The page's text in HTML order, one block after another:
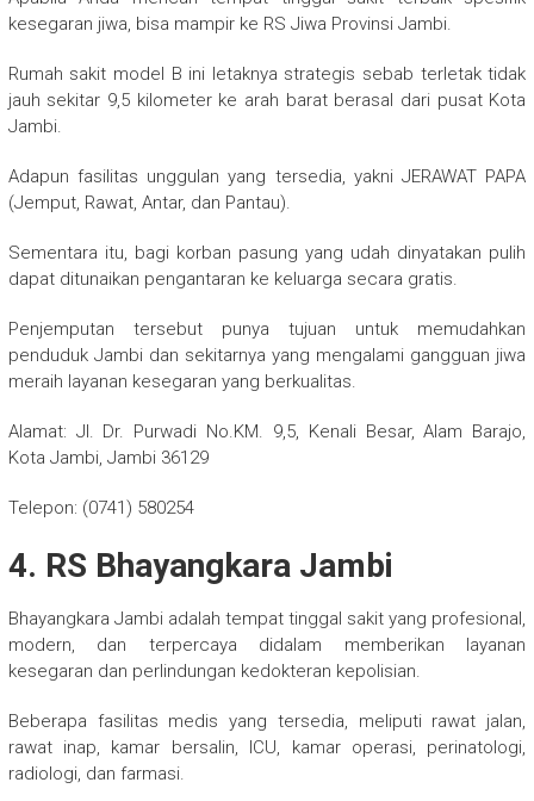
kesegaran jiwa, bisa mampir ke RS Jiwa Provinsi Jambi.
Rumah sakit model B ini letaknya strategis sebab terletak tidak
jauh sekitar 9,5 kilometer ke arah barat berasal dari pusat Kota
Jambi.
Adapun fasilitas unggulan yang tersedia, yakni JERAWAT PAPA
(Jemput, Rawat, Antar, dan Pantau).
Sementara itu, bagi korban pasung yang udah dinyatakan pulih
dapat ditunaikan pengantaran ke keluarga secara gratis.
Penjemputan tersebut punya tujuan untuk memudahkan
penduduk Jambi dan sekitarnya yang mengalami gangguan jiwa
meraih layanan kesegaran yang berkualitas.
Alamat: Jl. Dr. Purwadi No.KM. 9,5, Kenali Besar, Alam Barajo,
Kota Jambi, Jambi 36129
Telepon: (0741) 580254
4. RS Bhayangkara Jambi
Bhayangkara Jambi adalah tempat tinggal sakit yang profesional,
modern, dan terpercaya didalam memberikan layanan
kesegaran dan perlindungan kedokteran kepolisian.
Beberapa fasilitas medis yang tersedia, meliputi rawat jalan,
rawat inap, kamar bersalin, ICU, kamar operasi, perinatologi,
radiologi, dan farmasi.